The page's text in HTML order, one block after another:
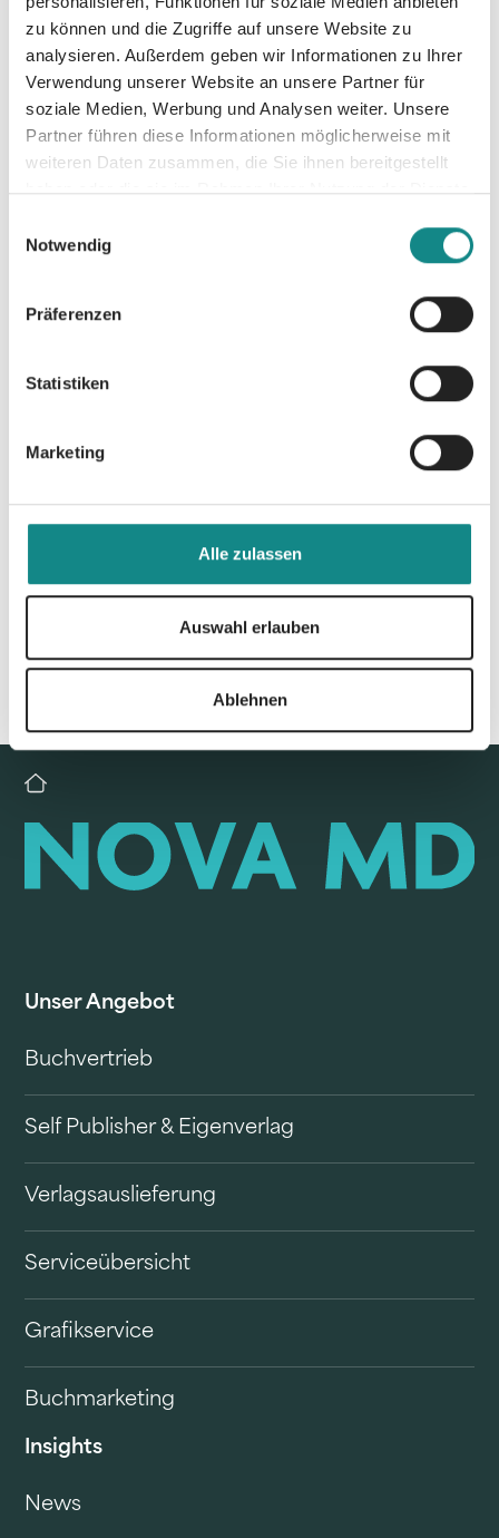
zu können und die Zugriffe auf unsere Website zu
analysieren. Außerdem geben wir Informationen zu Ihrer
Verwendung unserer Website an unsere Partner für
soziale Medien, Werbung und Analysen weiter. Unsere
Partner führen diese Informationen möglicherweise mit
weiteren Daten zusammen, die Sie ihnen bereitgestellt
haben oder die sie im Rahmen Ihrer Nutzung der Dienste
Notwendig
Präferenzen
Statistiken
Marketing
Alle zulassen
Auswahl erlauben
Ablehnen
ins Spiel kommen? Ein humorvoller und
emotionaler Roman über das
Erwachsenwerden, die Freundschaft und
über die Liebe, der seine Wurzeln in einer
gemeinsamen Vergangenheit hat.
Unser Angebot
Buchvertrieb
Self Publisher & Eigenverlag
Verlagsauslieferung
Serviceübersicht
Grafikservice
Buchmarketing
Insights
News